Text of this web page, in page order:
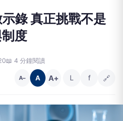
錄 真正挑戰不是
度
📖 4 分鐘閱讀
A− A A+ L f 🔗